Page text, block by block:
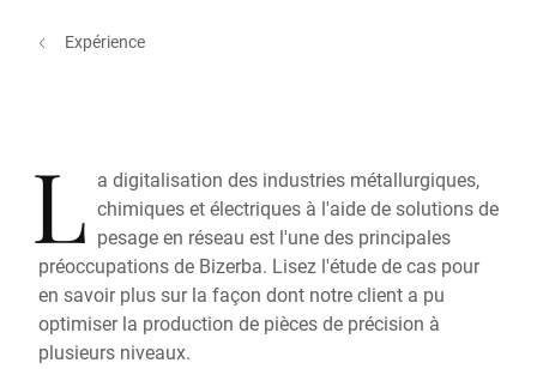
Expérience
L a digitalisation des industries métallurgiques,
chimiques et électriques à l'aide de solutions de
pesage en réseau est l'une des principales
préoccupations de Bizerba. Lisez l'étude de cas pour
en savoir plus sur la façon dont notre client a pu
optimiser la production de pièces de précision à
plusieurs niveaux.